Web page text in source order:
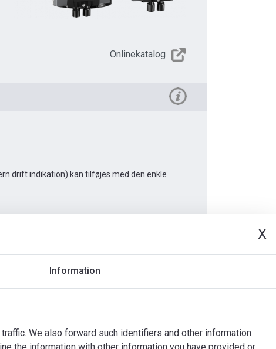
X
Information
We also forward such identifiers and other information
Onlinekatalog
drift indikation) kan tilføjes med den enkle